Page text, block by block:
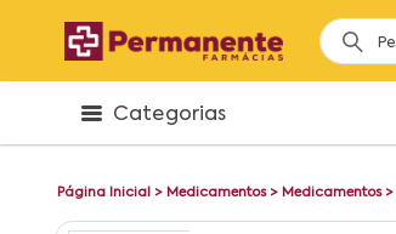
Categorias
Página Inicial > Medicamentos> Medicamentos>